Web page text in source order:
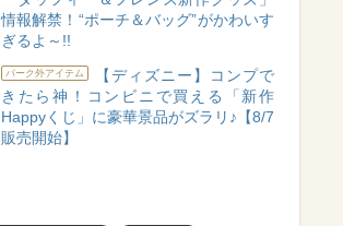
情報解禁！“ポーチ＆バッグ”がかわいす
ぎるよ～!!
パーク外アイテム
【ディズニー】コンプで
きたら神！コンビニで買える「新作
Happyくじ」に豪華景品がズラリ♪【8/7
販売開始】